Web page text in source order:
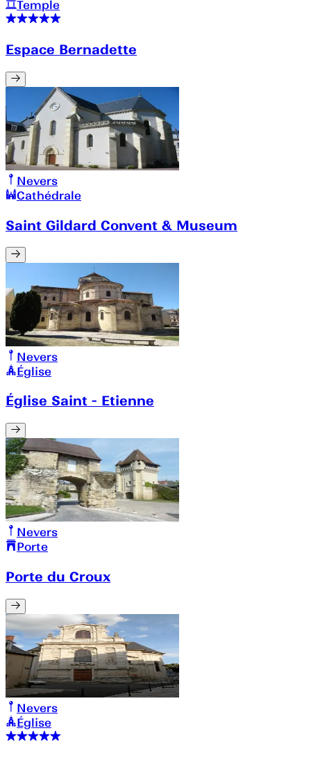
Temple
Espace Bernadette
Nevers
Cathédrale
Saint Gildard Convent & Museum
Nevers
Église
Église Saint - Etienne
Nevers
Porte
Porte du Croux
Nevers
Église